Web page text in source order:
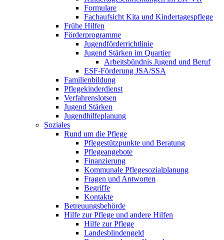
Formulare
Fachaufsicht Kita und Kindertagespflege
Frühe Hilfen
Förderprogramme
Jugendförderrichtlinie
Jugend Stärken im Quartier
Arbeitsbündnis Jugend und Beruf
ESF-Förderung JSA/SSA
Familienbildung
Pflegekinderdienst
Verfahrenslotsen
Jugend Stärken
Jugendhilfeplanung
Soziales
Rund um die Pflege
Pflegestützpunkte und Beratung
Pflegeangebote
Finanzierung
Kommunale Pflegesozialplanung
Fragen und Antworten
Begriffe
Kontakte
Betreuungsbehörde
Hilfe zur Pflege und andere Hilfen
Hilfe zur Pflege
Landesblindengeld